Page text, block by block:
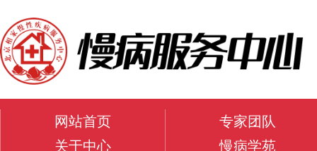
网站首页
关于中心
专家团队
慢病学苑